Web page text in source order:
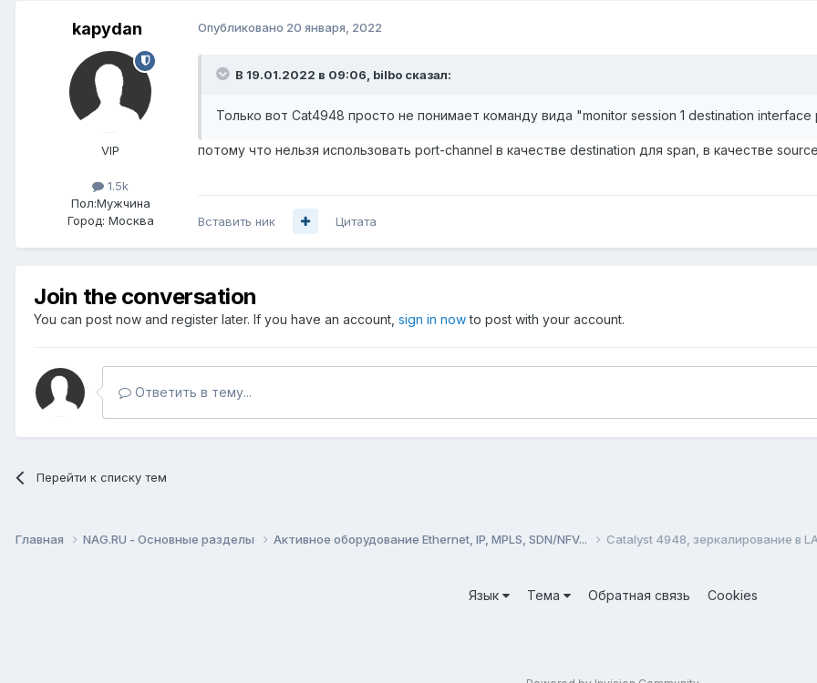
kapydan
VIP
1.5k
Пол:Мужчина
Город: Москва
Опубликовано 20 января, 2022
В 19.01.2022 в 09:06, bilbo сказал:
Только вот Cat4948 просто не понимает команду вида "monitor session 1 destination interface
потому что нельзя использовать port-channel в качестве destination для span, в качестве
Вставить ник Цитата
Join the conversation
You can post now and register later. If you have an account, sign in nowto post with your account.
Ответить в тему...
Перейти к списку тем
Главная NAG.RU - Основные разделы Активное оборудование Ethernet, IP, MPLS, SDN/NFV... Catalyst 4948, зеркалирование в
Язык Тема Обратная связь
Cookies